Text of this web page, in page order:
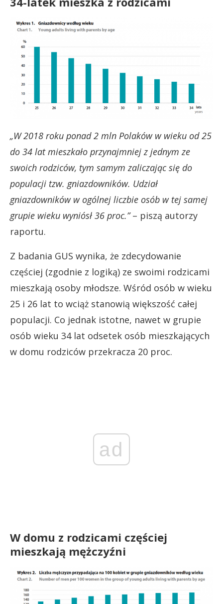
„W 2018 roku ponad 2 mln Polaków w wieku od 25
do 34 lat mieszkało przynajmniej z jednym ze
swoich rodziców, tym samym zaliczając się do
populacji tzw. gniazdowników. Udział
gniazdowników w ogólnej liczbie osób w tej samej
grupie wieku wyniósł 36 proc.”– piszą autorzy
raportu.
Z badania GUS wynika, że zdecydowanie
częściej (zgodnie z logiką) ze swoimi rodzicami
mieszkają osoby młodsze. Wśród osób w wieku
25 i 26 lat to wciąż stanowią większość całej
populacji. Co jednak istotne, nawet w grupie
osób wieku 34 lat odsetek osób mieszkających
w domu rodziców przekracza 20 proc.
ad
W domu z rodzicami częściej
mieszkają mężczyźni